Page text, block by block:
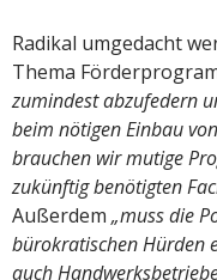
Radikal umgedacht
Thema
zumindest abzufedern
beim nötigen Einbau
brauchen wir mutige
zukünftig benötigten
Außerdem „muss die
bürokratischen Hürden
auch